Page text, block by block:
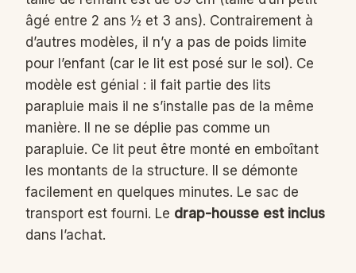
âgé entre 2 ans ½ et 3 ans). Contrairement à
d’autres modèles, il n’y a pas de poids limite
pour l’enfant (car le lit est posé sur le sol). Ce
modèle est génial : il fait partie des lits
parapluie mais il ne s’installe pas de la même
manière. Il ne se déplie pas comme un
parapluie. Ce lit peut être monté en emboîtant
les montants de la structure. Il se démonte
facilement en quelques minutes. Le sac de
transport est fourni. Le drap-housse est inclus
dans l’achat.